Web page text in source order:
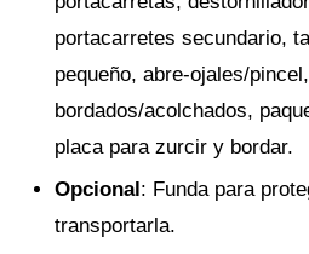
portacarretes secundario,
pequeño, abre-ojales/
bordados/acolchados,
placa para zurcir y bordar.
Opcional: Funda para
transportarla.